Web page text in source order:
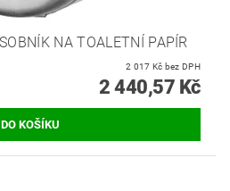
NA TOALETNÍ PAPÍR
2 017 Kč bez DPH
2 440,57 Kč